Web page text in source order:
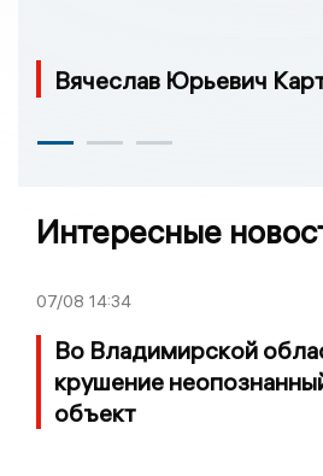
Вячеслав Юрьевич
Интересные
07/08 14:34
Во Владимирской
крушение
объект